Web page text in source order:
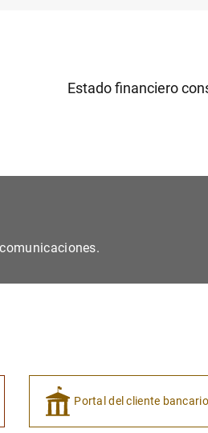
Estado financiero
Portal del cliente bancario